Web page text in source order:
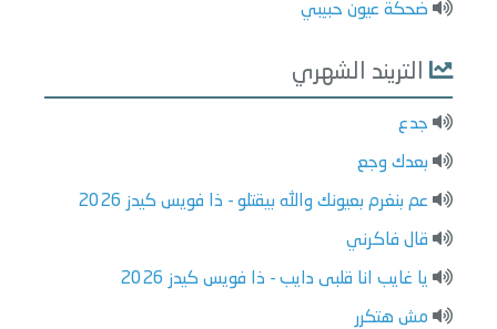
ضحكة عيون حبيبي
التريند الشهري
جدع
بعدك وجع
عم بنغرم بعيونك والله بيقتلو - ذا فويس كيدز 2026
قال فاكرني
يا غايب انا قلبى دايب - ذا فويس كيدز 2026
مش هتكرر